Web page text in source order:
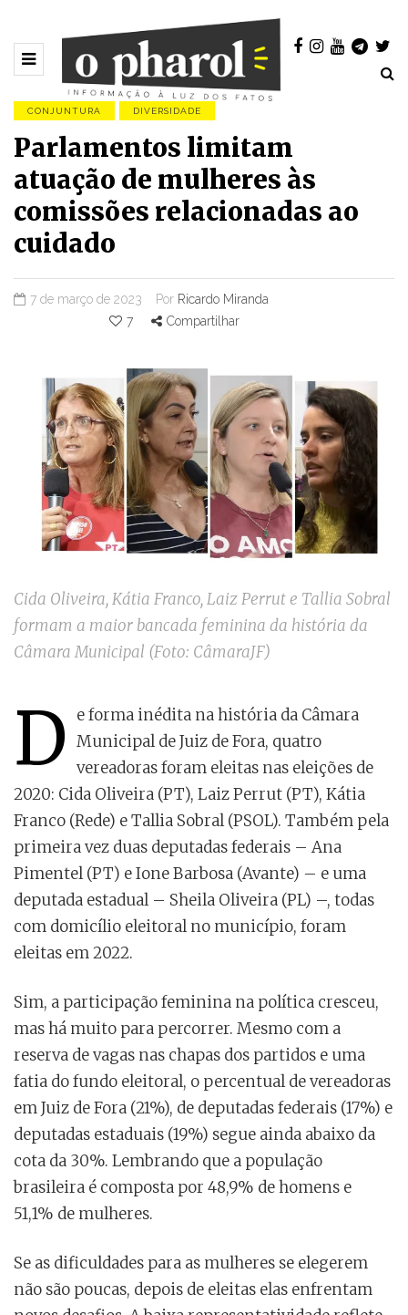
CONJUNTURA DIVERSIDADE
Parlamentos limitam
atuação de mulheres às
comissões relacionadas ao
cuidado
7 de março de 2023 Por Ricardo Miranda
7
Compartilhar
Cida Oliveira, Kátia Franco, Laiz Perrut e Tallia Sobral
formam a maior bancada feminina da história da
Câmara Municipal (Foto: CâmaraJF)
D
e forma inédita na história da Câmara
Municipal de Juiz de Fora, quatro
vereadoras foram eleitas nas eleições de
2020: Cida Oliveira (PT), Laiz Perrut (PT), Kátia
Franco (Rede) e Tallia Sobral (PSOL). Também pela
primeira vez duas deputadas federais – Ana
Pimentel (PT) e Ione Barbosa (Avante) – e uma
deputada estadual – Sheila Oliveira (PL) –, todas
com domicílio eleitoral no município, foram
eleitas em 2022.
Sim, a participação feminina na política cresceu,
mas há muito para percorrer. Mesmo com a
reserva de vagas nas chapas dos partidos e uma
fatia do fundo eleitoral, o percentual de vereadoras
em Juiz de Fora (21%), de deputadas federais (17%) e
deputadas estaduais (19%) segue ainda abaixo da
cota da 30%. Lembrando que a população
brasileira é composta por 48,9% de homens e
51,1% de mulheres.
Se as dificuldades para as mulheres se elegerem
não são poucas, depois de eleitas elas enfrentam